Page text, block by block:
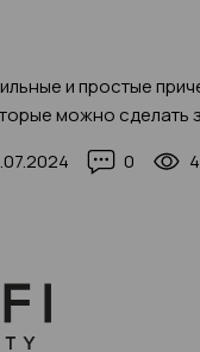
и простые
можно сделать
0